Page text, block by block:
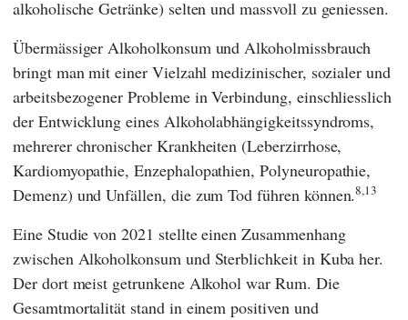
alkoholische Getränke) selten und massvoll zu geniessen.
Übermässiger Alkoholkonsum und Alkoholmissbrauch
bringt man mit einer Vielzahl medizinischer, sozialer und
arbeitsbezogener Probleme in Verbindung, einschliesslich
der Entwicklung eines Alkoholabhängigkeitssyndroms,
mehrerer chronischer Krankheiten (Leberzirrhose,
Kardiomyopathie, Enzephalopathien, Polyneuropathie,
Demenz) und Unfällen, die zum Tod führen können.8,13
Eine Studie von 2021 stellte einen Zusammenhang
zwischen Alkoholkonsum und Sterblichkeit in Kuba her.
Der dort meist getrunkene Alkohol war Rum. Die
Gesamtmortalität stand in einem positiven und